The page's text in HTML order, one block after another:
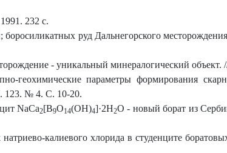
232 с.
руд Дальнегорского
- уникальный минералогический
геохимические параметры формирования
123. № 4. С. 10-20.
NaCa2[B9O14(OH)4]·2H2O - новый борат из
натриево-калиевого хлорида в студенците